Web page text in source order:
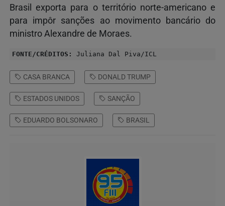
Brasil exporta para o território norte-americano e
para impôr sanções ao movimento bancário do
ministro Alexandre de Moraes.
FONTE/CRÉDITOS: Juliana Dal Piva/ICL
CASA BRANCA DONALD TRUMP
ESTADOS UNIDOS SANÇÃO
EDUARDO BOLSONARO BRASIL